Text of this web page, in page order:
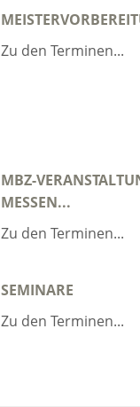
Zu den Terminen...
MBZ-
MESSEN...
Zu den Terminen...
SEMINARE
Zu den Terminen...